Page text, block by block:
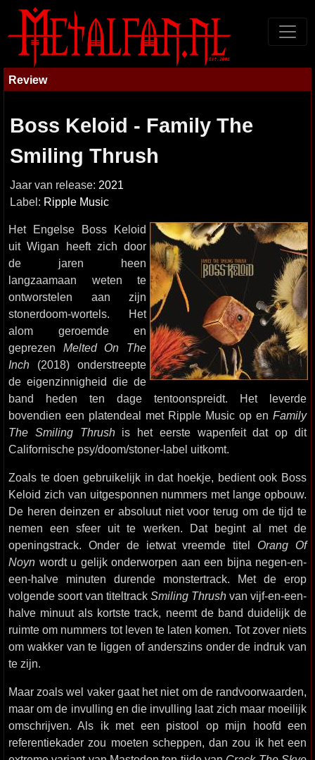
Review
Boss Keloid - Family The
Smiling Thrush
Jaar van release: 2021
Label: Ripple Music
Het Engelse Boss Keloid
uit Wigan heeft zich door
de jaren heen
langzaamaan weten te
ontworstelen aan zijn
stonerdoom-wortels. Het
alom geroemde en
geprezen Melted On The
Inch (2018) onderstreepte
de eigenzinnigheid die de
band heden ten dage tentoonspreidt. Het leverde
bovendien een platendeal met Ripple Music op en Family
The Smiling Thrushis het eerste wapenfeit dat op dit
Californische psy/doom/stoner-label uitkomt.
Zoals te doen gebruikelijk in dat hoekje, bedient ook Boss
Keloid zich van uitgesponnen nummers met lange opbouw.
De heren deinzen er absoluut niet voor terug om de tijd te
nemen een sfeer uit te werken. Dat begint al met de
openingstrack. Onder de ietwat vreemde titel Orang Of
Noyn wordt u gelijk onderworpen aan een bijna negen-en-
een-halve minuten durende monstertrack. Met de erop
volgende soort van titeltrack Smiling Thrush van vijf-en-een-
halve minuut als kortste track, neemt de band duidelijk de
ruimte om nummers tot leven te laten komen. Tot zover niets
om wakker van te liggen of anderszins onder de indruk van
te zijn.
Maar zoals wel vaker gaat het niet om de randvoorwaarden,
maar om de invulling en die invulling laat zich maar moeilijk
omschrijven. Als ik met een pistool op mijn hoofd een
referentiekader zou moeten scheppen, dan zou ik het een